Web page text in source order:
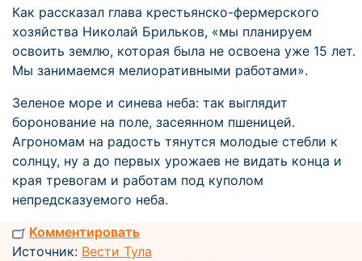
Как рассказал глава крестьянско-фермерского
хозяйства Николай Брильков, «мы планируем
освоить землю, которая была не освоена уже 15 лет.
Мы занимаемся мелиоративными работами».
Зеленое море и синева неба: так выглядит
боронование на поле, засеянном пшеницей.
Агрономам на радость тянутся молодые стебли к
солнцу, ну а до первых урожаев не видать конца и
края тревогам и работам под куполом
непредсказуемого неба.
Комментировать
Источник: Вести Тула